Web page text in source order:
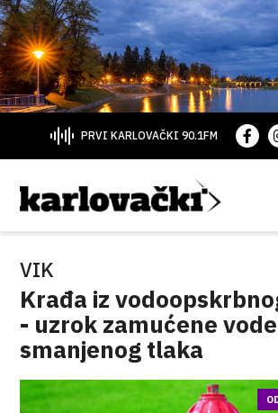
PRVI KARLOVAČKI 90.1FM
VIK
Krađa iz
- uzrok zamućene
smanjenog tlaka